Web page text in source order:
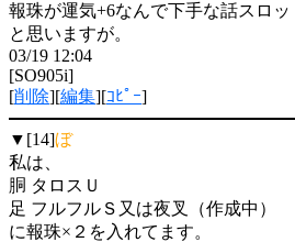
報珠が運気+6なんで下手な話スロッ
と思いますが。
03/19 12:04
[SO905i]
[削除][編集][ｺﾋﾟｰ]
▼[14]ぼ
私は、
胴 タロスＵ
足 フルフルＳ又は夜叉（作成中）
に報珠×２を入れてます。